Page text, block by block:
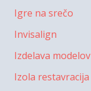
Igre na srečo
Invisalign
Izdelava modelov
Izola restavracija